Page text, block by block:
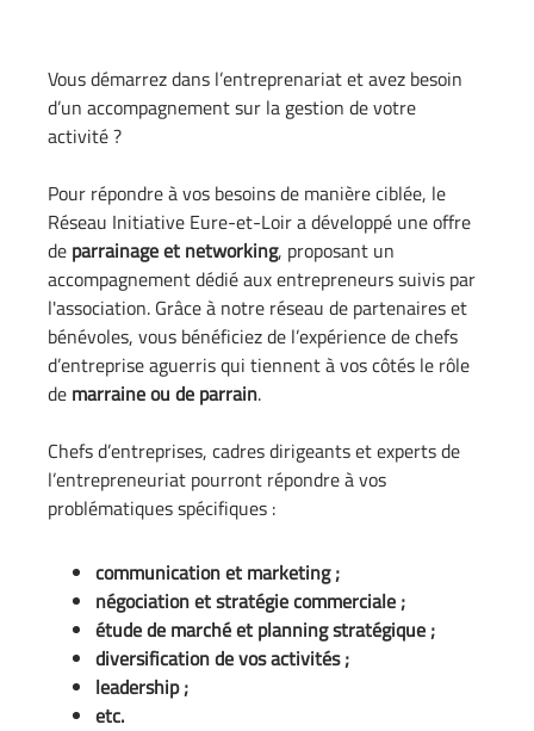
Vous démarrez dans l’entreprenariat et avez besoin
d’un accompagnement sur la gestion de votre
activité ?
Pour répondre à vos besoins de manière ciblée, le
Réseau Initiative Eure-et-Loir a développé une offre
de parrainage et networking, proposant un
accompagnement dédié aux entrepreneurs suivis par
l'association. Grâce à notre réseau de partenaires et
bénévoles, vous bénéficiez de l’expérience de chefs
d’entreprise aguerris qui tiennent à vos côtés le rôle
de marraine ou de parrain.
Chefs d’entreprises, cadres dirigeants et experts de
l’entrepreneuriat pourront répondre à vos
problématiques spécifiques :
communication et marketing ;
négociation et stratégie commerciale ;
étude de marché et planning stratégique ;
diversification de vos activités ;
leadership ;
etc.